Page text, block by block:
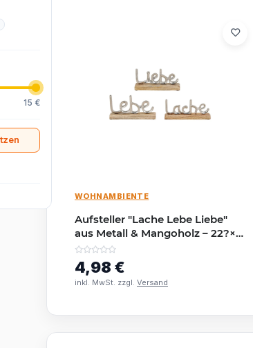
WOHNAMBIENTE
Aufsteller "Lache Lebe Liebe"
aus Metall & Mangoholz – 22?×?
11?cm Deko
4,98 €
inkl. MwSt. zzgl. Versand
Artikel gefunden
15 €